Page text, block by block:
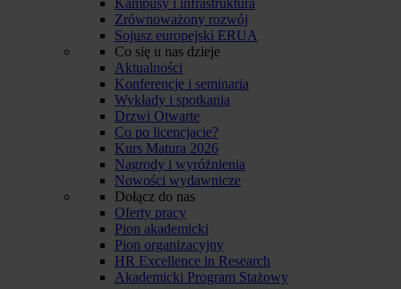
Zrównoważony rozwój
Sojusz europejski ERUA
Co się u nas dzieje
Aktualności
Konferencje i seminaria
Wykłady i spotkania
Drzwi Otwarte
Co po licencjacie?
Kurs Matura 2026
Nagrody i wyróżnienia
Nowości wydawnicze
Dołącz do nas
Oferty pracy
Pion akademicki
Pion organizacyjny
HR Excellence in Research
Akademicki Program Stażowy